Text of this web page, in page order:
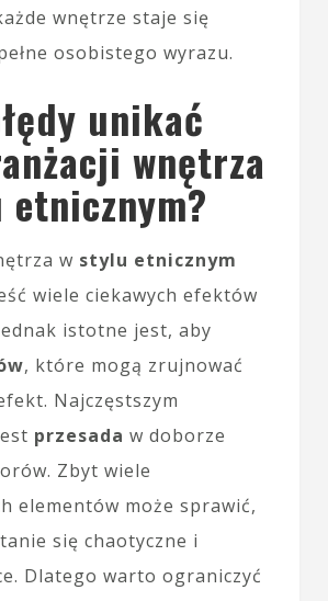
wnętrze staje się
osobistego wyrazu.
unikać
wnętrza
w stylu etnicznym
wiele ciekawych efektów
istotne jest, aby
, które mogą zrujnować
Najczęstszym
przesada w doborze
Zbyt wiele
elementów może sprawić,
się chaotyczne i
Dlatego warto ograniczyć